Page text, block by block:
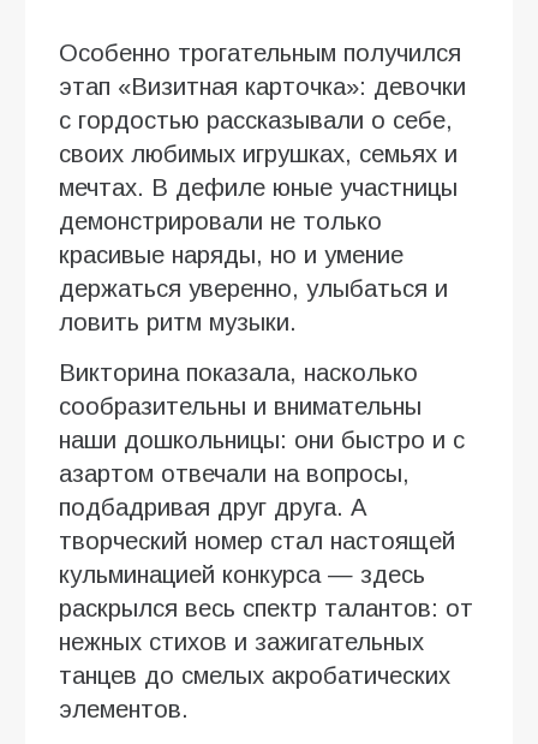
Особенно трогательным получился
этап «Визитная карточка»: девочки
с гордостью рассказывали о себе,
своих любимых игрушках, семьях и
мечтах. В дефиле юные участницы
демонстрировали не только
красивые наряды, но и умение
держаться уверенно, улыбаться и
ловить ритм музыки.
Викторина показала, насколько
сообразительны и внимательны
наши дошкольницы: они быстро и с
азартом отвечали на вопросы,
подбадривая друг друга. А
творческий номер стал настоящей
кульминацией конкурса — здесь
раскрылся весь спектр талантов: от
нежных стихов и зажигательных
танцев до смелых акробатических
элементов.